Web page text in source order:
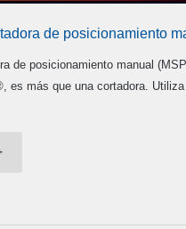
de posicionamiento
de posicionamiento manual
es más que una cortadora.